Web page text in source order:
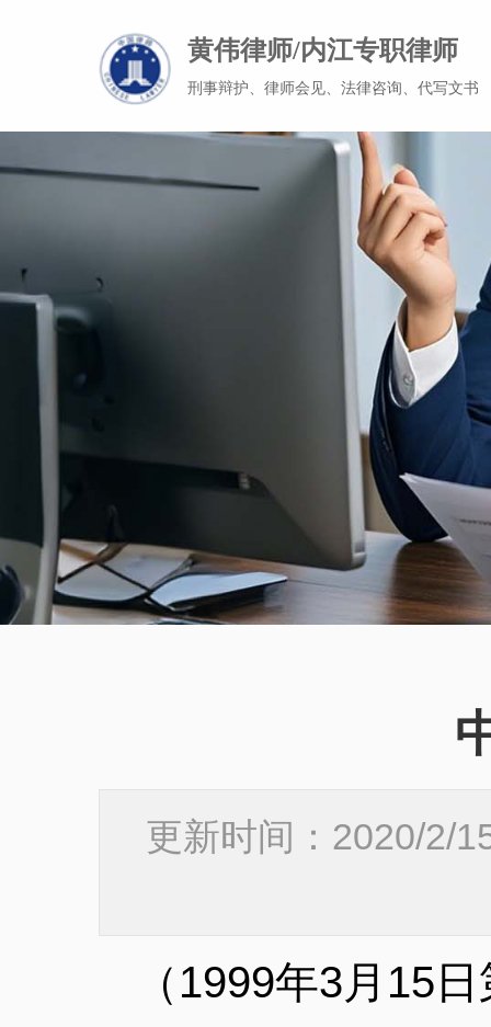
黄伟律师/内江专职律师
刑事辩护、律师会见、法律咨询、代写文书
更新时间：2020/2/
（1999年3月15